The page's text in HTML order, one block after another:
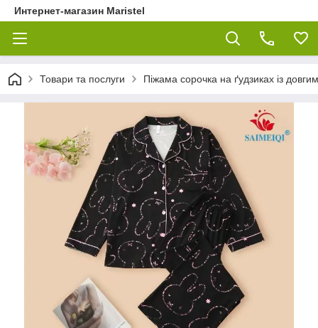
Интернет-магазин Maristel
Товари та послуги Піжама сорочка на ґудзиках із